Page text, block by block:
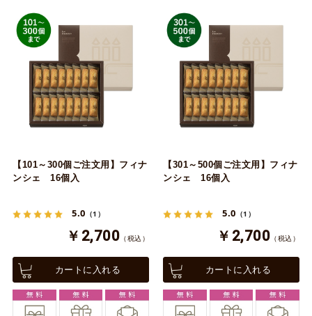
【101～300個ご注文用】フィナ
ンシェ 16個入
5.0 （1）
￥2,700 （税込）
カートに入れる
【301～500個ご注文用】フィナ
ンシェ 16個入
5.0 （1）
￥2,700 （税込）
カートに入れる